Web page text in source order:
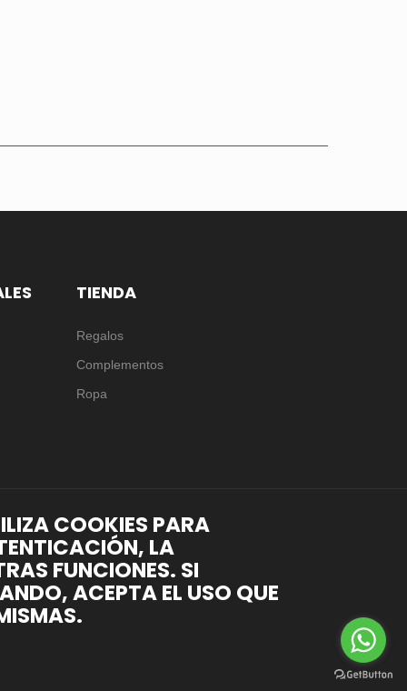
TIENDA
Regalos
Complementos
Ropa
COOKIES PARA
LA
FUNCIONES. SI
ACEPTA EL USO QUE